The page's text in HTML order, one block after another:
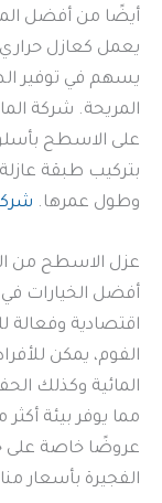
أيضًا من أفضل
يعمل كعازل حراري
يسهم في توفير
المريحة. شركة
على الاسطح
بتركيب طبقة
وطول عمرها.
عزل الاسطح من
أفضل الخيارات في
اقتصادية وفعالة
الفوم، يمكن
المائية وكذلك
مما يوفر بيئة
عروضًا خاصة على
الفجيرة بأسعار